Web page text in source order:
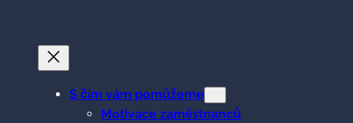
S čím vám pomůžeme
Motivace zaměstnanců